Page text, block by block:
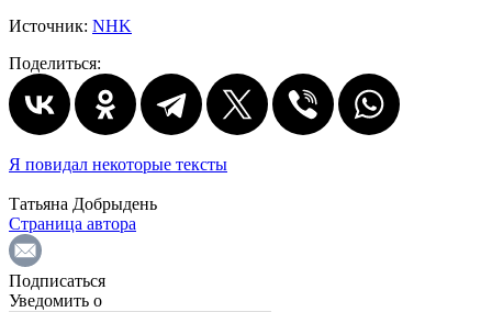
Источник: NHK
Поделиться:
Я повидал некоторые тексты
Татьяна Добрыдень
Страница автора
Подписаться
Уведомить о